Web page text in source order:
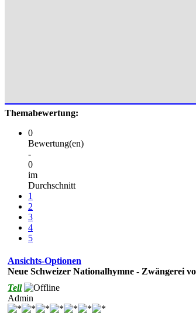
Themabewertung:
0
Bewertung(en)
-
0
im
Durchschnitt
1
2
3
4
5
Ansichts-Optionen
Neue Schweizer Nationalhymne - Zwängerei
Tell
Admin